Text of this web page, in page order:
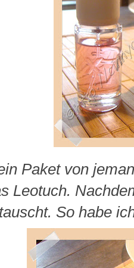
Paket von
Leotuch.
So habe